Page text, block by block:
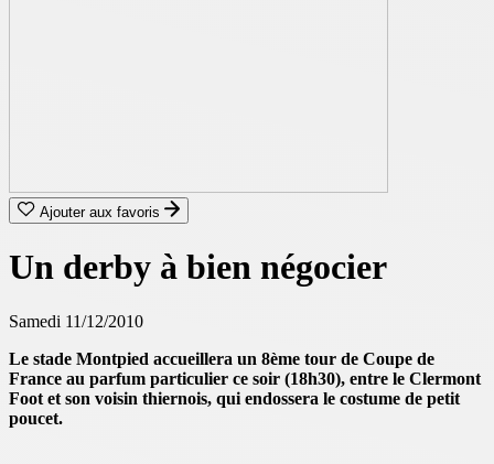
Ajouter aux favoris
Un derby à bien négocier
Samedi 11/12/2010
Le stade Montpied accueillera un 8ème tour de Coupe de
France au parfum particulier ce soir (18h30), entre le Clermont
Foot et son voisin thiernois, qui endossera le costume de petit
poucet.